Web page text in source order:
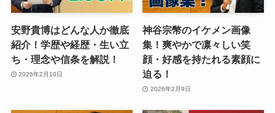
安野貴博はどんな人か徹底
紹介！学歴や経歴・生い立
ち・理念や信条を解説！
2026年2月10日
神谷宗幣のイケメン画像
集！爽やかで凛々しい笑
顔・好感を持たれる素顔に
迫る！
2026年2月9日